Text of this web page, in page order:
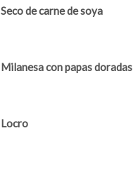
Seco de carne de soya
Milanesa con papas doradas
Locro